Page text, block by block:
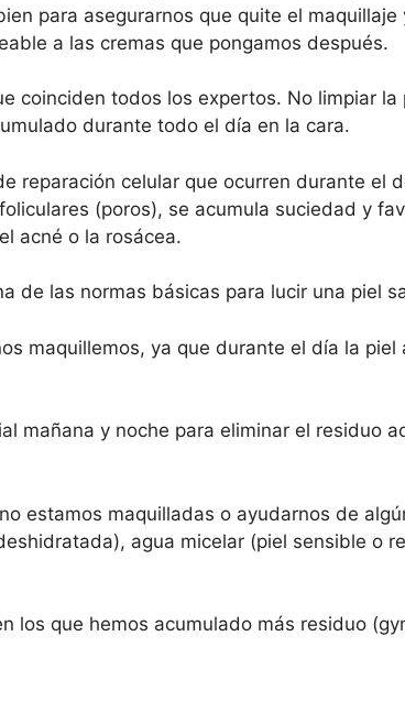
para asegurarnos que quite el
a las cremas que pongamos después.
coinciden todos los expertos. No limpiar
durante todo el día en la cara.
reparación celular que ocurren durante el
(poros), se acumula suciedad y
acné o la rosácea.
de las normas básicas para lucir una piel
maquillemos, ya que durante el día la
mañana y noche para eliminar el residuo
estamos maquilladas o ayudarnos de
agua micelar (piel sensible o
los que hemos acumulado más residuo